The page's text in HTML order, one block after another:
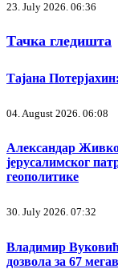
23. July 2026. 06:36
Тачка гледишта
Тајана
04. August 2026. 06:08
Александар
јерусалимског
геополитике
30. July 2026. 07:32
Владимир
дозвола за 67